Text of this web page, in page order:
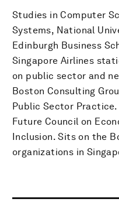
Studies in Computer
Systems, National
Edinburgh Business
Singapore Airlines
on public sector and
Boston Consulting
Public Sector Practice.
Future Council on
Inclusion. Sits on the
organizations in